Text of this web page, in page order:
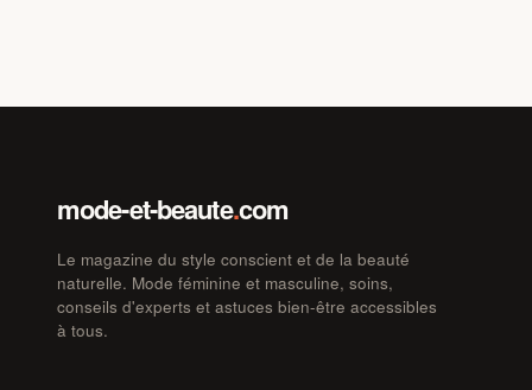
mode-et-beaute.com
Le magazine du style conscient et de la beauté
naturelle. Mode féminine et masculine, soins,
conseils d'experts et astuces bien-être accessibles
à tous.